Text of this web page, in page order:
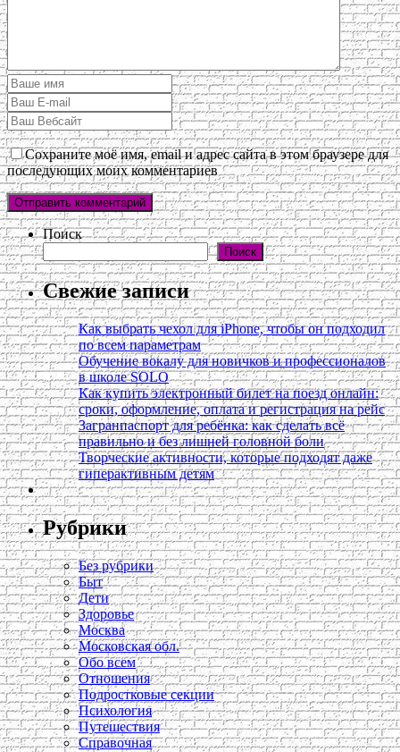
Сохраните моё имя, email и адрес сайта в этом браузере для
последующих моих комментариев
Поиск
Поиск
Свежие записи
Как выбрать чехол для iPhone, чтобы он подходил
по всем параметрам
Обучение вокалу для новичков и профессионалов
в школе SOLO
Как купить электронный билет на поезд онлайн:
сроки, оформление, оплата и регистрация на рейс
Загранпаспорт для ребёнка: как сделать всё
правильно и без лишней головной боли
Творческие активности, которые подходят даже
гиперактивным детям
Рубрики
Без рубрики
Быт
Дети
Здоровье
Москва
Московская обл.
Обо всем
Отношения
Подростковые секции
Психология
Путешествия
Справочная